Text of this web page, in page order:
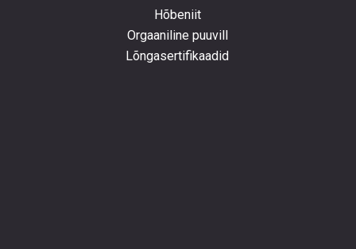
Hõbeniit
Orgaaniline puuvill
Lõngasertifikaadid